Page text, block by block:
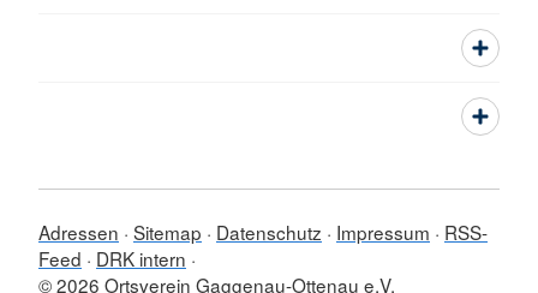
Adressen Sitemap Datenschutz Impressum
RSS-
Feed
DRK intern
© 2026 Ortsverein Gaggenau-Ottenau e.V.